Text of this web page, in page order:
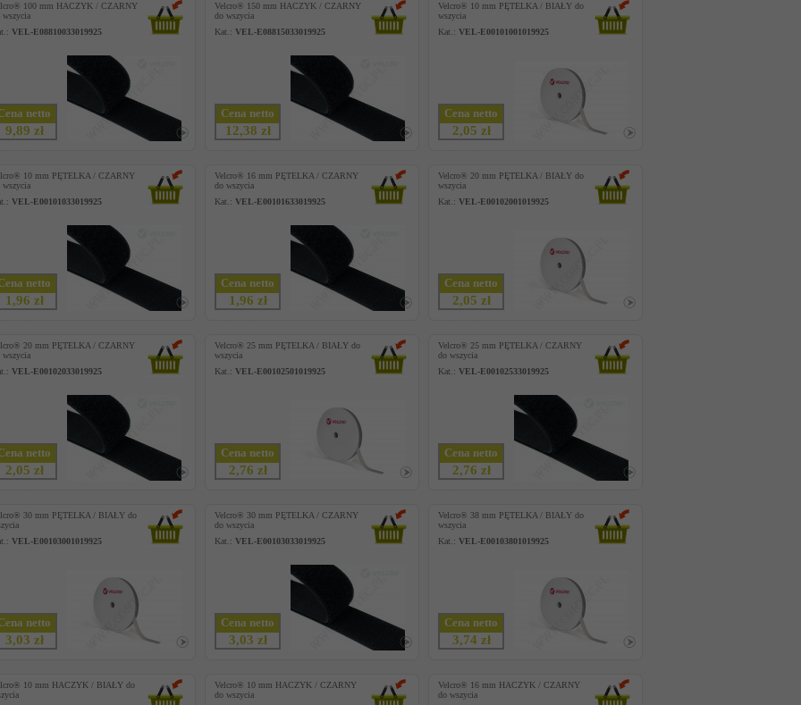
100 mm HACZYK / CZARNY
wszycia
VEL-E08810033019925
netto
9,89 zł
Velcro® 150 mm HACZYK / CZARNY
do wszycia
Kat.: VEL-E08815033019925
Cena netto
12,38 zł
Velcro® 10 mm PĘTELKA / BIAŁY do
wszycia
Kat.: VEL-E00101001019925
Cena netto
2,05 zł
10 mm PĘTELKA / CZARNY
wszycia
VEL-E00101033019925
netto
1,96 zł
Velcro® 16 mm PĘTELKA / CZARNY
do wszycia
Kat.: VEL-E00101633019925
Cena netto
1,96 zł
Velcro® 20 mm PĘTELKA / BIAŁY do
wszycia
Kat.: VEL-E00102001019925
Cena netto
2,05 zł
20 mm PĘTELKA / CZARNY
wszycia
VEL-E00102033019925
netto
2,05 zł
Velcro® 25 mm PĘTELKA / BIAŁY do
wszycia
Kat.: VEL-E00102501019925
Cena netto
2,76 zł
Velcro® 25 mm PĘTELKA / CZARNY
do wszycia
Kat.: VEL-E00102533019925
Cena netto
2,76 zł
30 mm PĘTELKA / BIAŁY do
VEL-E00103001019925
netto
3,03 zł
Velcro® 30 mm PĘTELKA / CZARNY
do wszycia
Kat.: VEL-E00103033019925
Cena netto
3,03 zł
Velcro® 38 mm PĘTELKA / BIAŁY do
wszycia
Kat.: VEL-E00103801019925
Cena netto
3,74 zł
10 mm HACZYK / BIAŁY do
Velcro® 10 mm HACZYK / CZARNY
do wszycia
Velcro® 16 mm HACZYK / CZARNY
do wszycia